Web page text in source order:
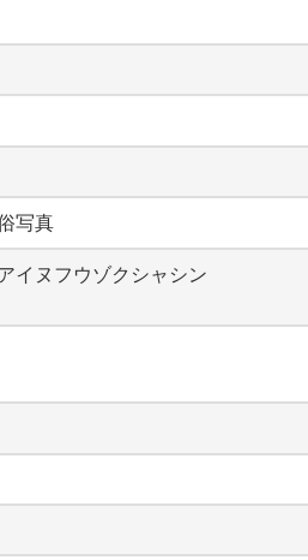
写真
イヌフウゾクシャシン